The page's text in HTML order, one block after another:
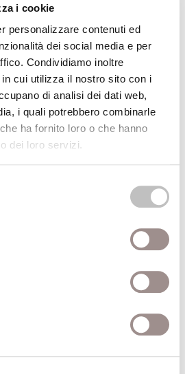
i cookie
personalizzare contenuti ed
dei social media e per
Condividiamo inoltre
cui utilizza il nostro sito con i
di analisi dei dati web,
i quali potrebbero combinarle
ha fornito loro o che hanno
dei loro servizi.
citta'
unità dell&#39;essere